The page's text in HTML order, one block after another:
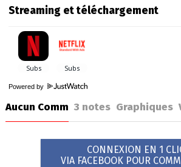
Streaming et téléchargement
Powered by
Aucun Comm 3 notes Graphiques
CONNEXION EN 1
VIA FACEBOOK POUR